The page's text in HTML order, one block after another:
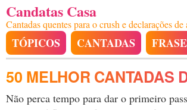
Candatas Casa
Cantadas quentes para o crush e declarações de
TÓPICOS CANTADAS
50 MELHOR CANTADAS
Não perca tempo para dar o primeiro